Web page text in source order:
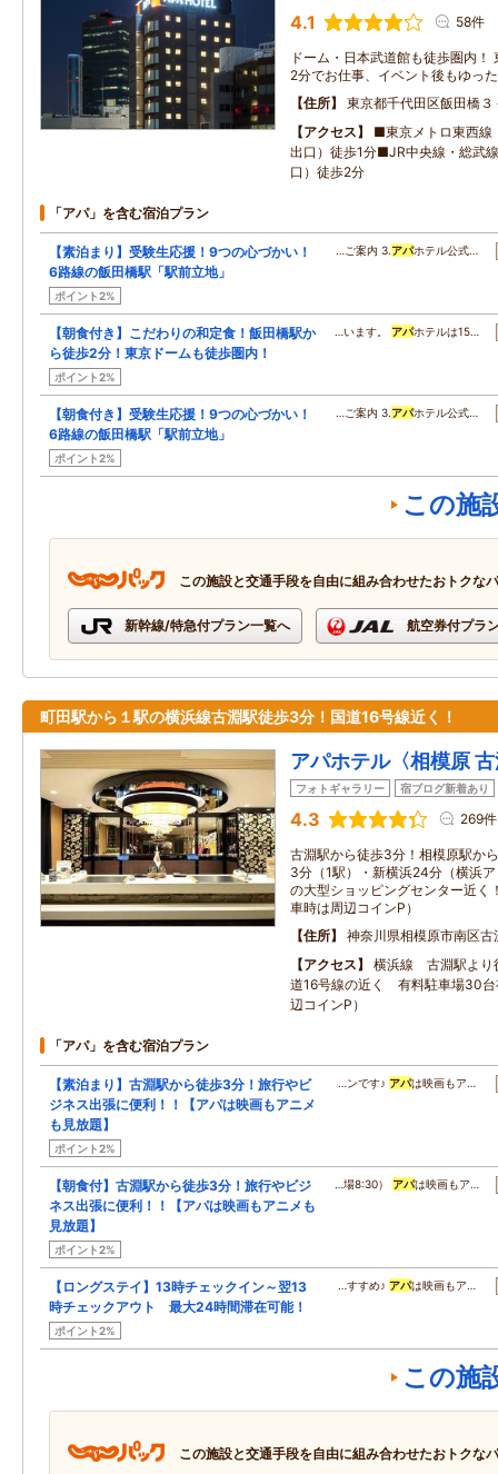
4.1 58件
ドーム・日本武道館も徒歩圏内
2分でお仕事、イベント後もゆっ
住所
東京都千代田区飯田橋３
アクセス
■東京メトロ東西線
出口）徒歩1分■JR中央線・総武
口）徒歩2分
「アパ」を含む宿泊プラン
【素泊まり】受験生応援！9つの心づかい！
6路線の飯田橋駅「駅前立地」
ポイント2%
…ご案内 3.アパホテル公式…
【朝食付き】こだわりの和定食！飯田橋駅か
ら徒歩2分！東京ドームも徒歩圏内！
ポイント2%
…います。 アパホテルは15…
【朝食付き】受験生応援！9つの心づかい！
6路線の飯田橋駅「駅前立地」
ポイント2%
…ご案内 3.アパホテル公式…
この施
この施設と交通手段を自由に組み合わせたおトクな
新幹線/特急付プラン一覧へ 航空券付プラ
町田駅から１駅の横浜線古淵駅徒歩3分！国道16号線近く！
アパホテル〈相模原
フォトギャラリー 宿ブログ新着あり
4.3 269件
古淵駅から徒歩3分！相模原駅か
3分（1駅）・新横浜24分（横浜
の大型ショッピングセンター近
車時は周辺コインP）
住所
神奈川県相模原市南区古
アクセス
横浜線 古淵駅より
道16号線の近く 有料駐車場30台
辺コインP）
「アパ」を含む宿泊プラン
【素泊まり】古淵駅から徒歩3分！旅行やビ
ジネス出張に便利！！【アパは映画もアニメ
も見放題】
ポイント2%
…ンです♪ アパは映画もア…
【朝食付】古淵駅から徒歩3分！旅行やビジ
ネス出張に便利！！【アパは映画もアニメも
見放題】
ポイント2%
…場8:30） アパは映画もア…
【ロングステイ】13時チェックイン～翌13
時チェックアウト 最大24時間滞在可能！
ポイント2%
…すすめ♪ アパは映画もア…
この施
この施設と交通手段を自由に組み合わせたおトクな